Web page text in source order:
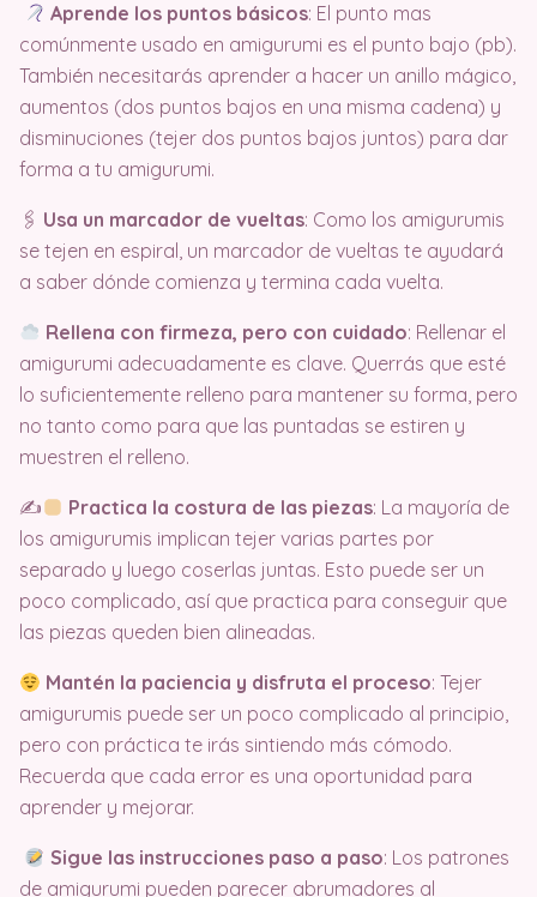
Aprende los puntos básicos: El punto mas
comúnmente usado en amigurumi es el punto bajo (pb).
También necesitarás aprender a hacer un anillo mágico,
aumentos (dos puntos bajos en una misma cadena) y
disminuciones (tejer dos puntos bajos juntos) para dar
forma a tu amigurumi.
🖇 Usa un marcador de vueltas: Como los amigurumis
se tejen en espiral, un marcador de vueltas te ayudará
a saber dónde comienza y termina cada vuelta.
Rellena con firmeza, pero con cuidado: Rellenar el
amigurumi adecuadamente es clave. Querrás que esté
lo suficientemente relleno para mantener su forma, pero
no tanto como para que las puntadas se estiren y
muestren el relleno.
✍ Practica la costura de las piezas: La mayoría de
los amigurumis implican tejer varias partes por
separado y luego coserlas juntas. Esto puede ser un
poco complicado, así que practica para conseguir que
las piezas queden bien alineadas.
Mantén la paciencia y disfruta el proceso: Tejer
amigurumis puede ser un poco complicado al principio,
pero con práctica te irás sintiendo más cómodo.
Recuerda que cada error es una oportunidad para
aprender y mejorar.
Sigue las instrucciones paso a paso: Los patrones
de amigurumi pueden parecer abrumadores al